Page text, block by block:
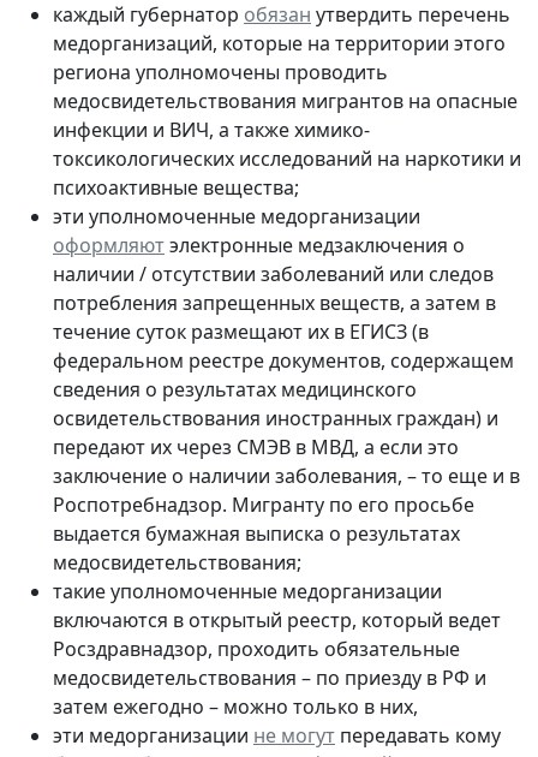
каждый губернатор обязан утвердить перечень
медорганизаций, которые на территории этого
региона уполномочены проводить
медосвидетельствования мигрантов на опасные
инфекции и ВИЧ, а также химико-
токсикологических исследований на наркотики и
психоактивные вещества;
эти уполномоченные медорганизации
оформляютэлектронные медзаключения о
наличии / отсутствии заболеваний или следов
потребления запрещенных веществ, а затем в
течение суток размещают их в ЕГИСЗ (в
федеральном реестре документов, содержащем
сведения о результатах медицинского
освидетельствования иностранных граждан) и
передают их через СМЭВ в МВД, а если это
заключение о наличии заболевания, – то еще и в
Роспотребнадзор. Мигранту по его просьбе
выдается бумажная выписка о результатах
медосвидетельствования;
такие уполномоченные медорганизации
включаются в открытый реестр, который ведет
Росздравнадзор, проходить обязательные
медосвидетельствования – по приезду в РФ и
затем ежегодно – можно только в них,
эти медорганизации не могут передавать кому